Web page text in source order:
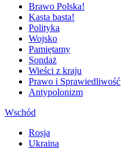
Brawo Polska!
Kasta basta!
Polityka
Wojsko
Pamiętamy
Sondaż
Wieści z kraju
Prawo i Sprawiedliwość
Antypolonizm
Wschód
Rosja
Ukraina